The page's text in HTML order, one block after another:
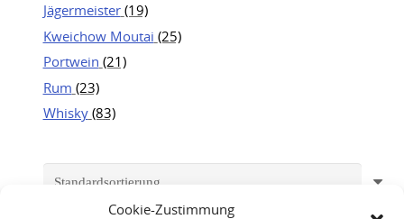
Cookie-Zustimmung
Jägermeister (19)
Kweichow Moutai (25)
Portwein (21)
Rum (23)
Whisky (83)